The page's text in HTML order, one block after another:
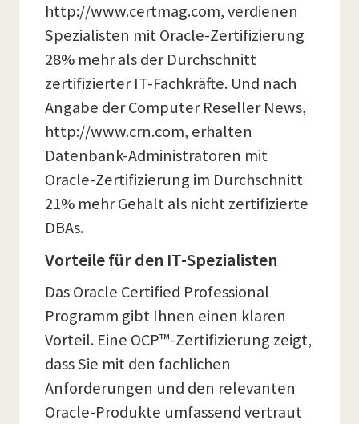
http://www.certmag.com, verdienen
Spezialisten mit Oracle-Zertifizierung
28% mehr als der Durchschnitt
zertifizierter IT-Fachkräfte. Und nach
Angabe der Computer Reseller News,
http://www.crn.com, erhalten
Datenbank-Administratoren mit
Oracle-Zertifizierung im Durchschnitt
21% mehr Gehalt als nicht zertifizierte
DBAs.
Vorteile für den IT-Spezialisten
Das Oracle Certified Professional
Programm gibt Ihnen einen klaren
Vorteil. Eine OCP™-Zertifizierung zeigt,
dass Sie mit den fachlichen
Anforderungen und den relevanten
Oracle-Produkte umfassend vertraut